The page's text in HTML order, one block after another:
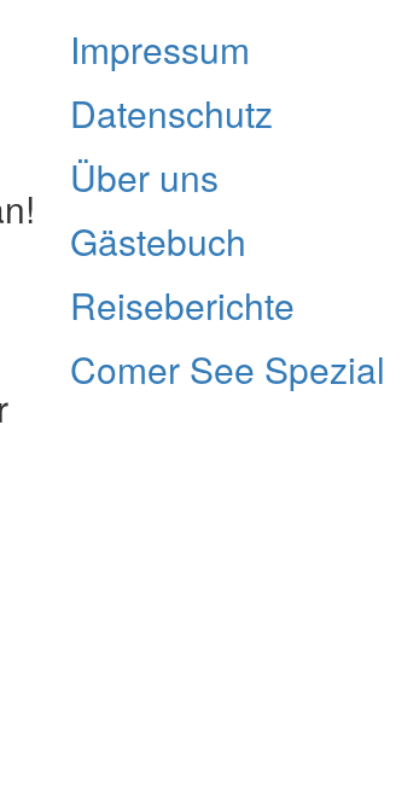
Impressum
Datenschutz
Über uns
Gästebuch
Reiseberichte
Comer See Spezial